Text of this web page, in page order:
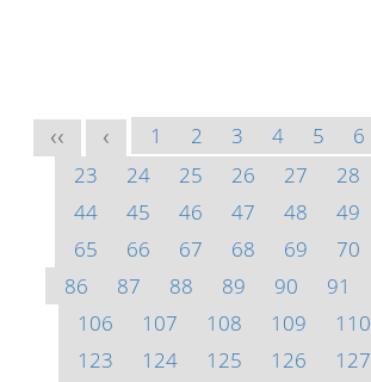
<< < 1 2 3 4 5 6
23
24 25 26 27 28
44
45 46 47 48 49
65
66 67 68 69 70
86
87 88 89 90 91
106
107 108 109 110
123
124 125 126 127